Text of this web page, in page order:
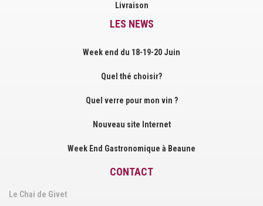
Livraison
LES NEWS
Week end du 18-19-20 Juin
Quel thé choisir?
Quel verre pour mon vin ?
Nouveau site Internet
Week End Gastronomique à Beaune
CONTACT
Le Chai de Givet